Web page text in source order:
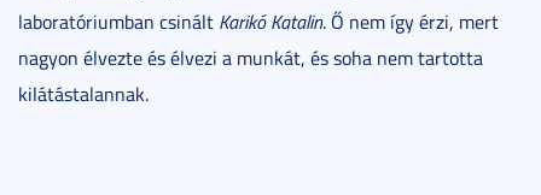
laboratóriumban csinált Karikó Katalin. Ő nem így érzi, mert
nagyon élvezte és élvezi a munkát, és soha nem tartotta
kilátástalannak.